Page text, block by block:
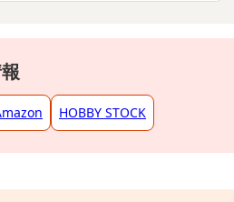
HOBBY STOCK